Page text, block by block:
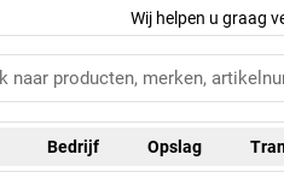
Wij helpen u graag
Bedrijf Opslag